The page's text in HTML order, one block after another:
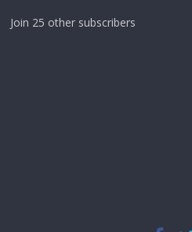
Join 25 other subscribers